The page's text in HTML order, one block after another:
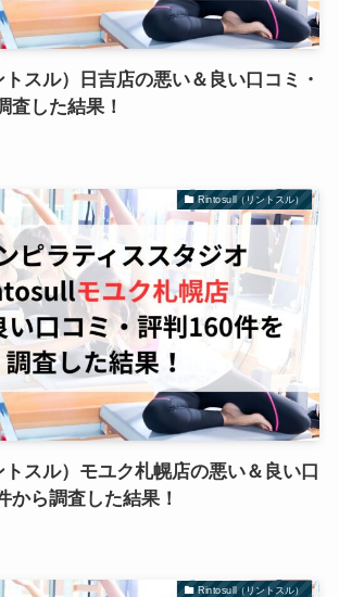
スル）日吉店の悪い＆良い口コミ・
査した結果！
Rintosull（リントスル）
スル）モユク札幌店の悪い＆良い口
から調査した結果！
Rintosull（リントスル）